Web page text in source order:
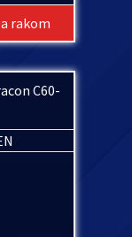
rakom
C60-